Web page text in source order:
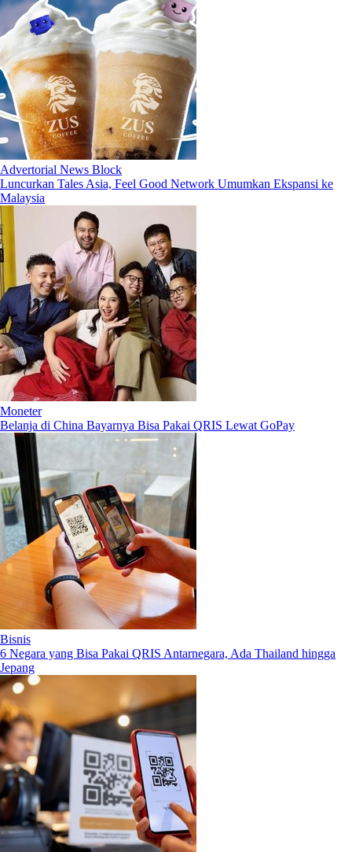
Advertorial News Block
Luncurkan Tales Asia, Feel Good Network Umumkan Ekspansi ke
Malaysia
Moneter
Belanja di China Bayarnya Bisa Pakai QRIS Lewat GoPay
Bisnis
6 Negara yang Bisa Pakai QRIS Antarnegara, Ada Thailand hingga
Jepang